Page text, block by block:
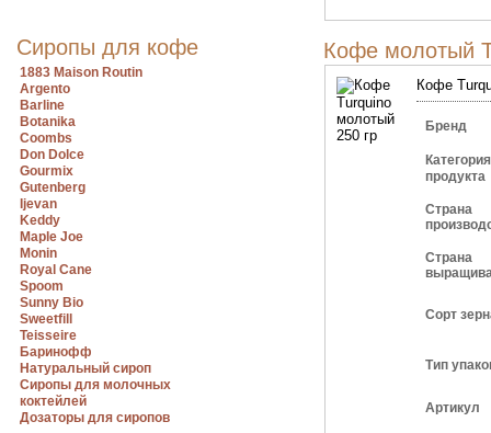
Сиропы для кофе
1883 Maison Routin
Argento
Barline
Botanika
Coombs
Don Dolce
Gourmix
Gutenberg
Ijevan
Keddy
Maple Joe
Monin
Royal Cane
Spoom
Sunny Bio
Sweetfill
Teisseire
Баринофф
Натуральный сироп
Сиропы для молочных
коктейлей
Дозаторы для сиропов
Кофе молотый
Кофе
Бренд
Категория
продукта
Страна
Страна
Сорт
Тип
Артикул